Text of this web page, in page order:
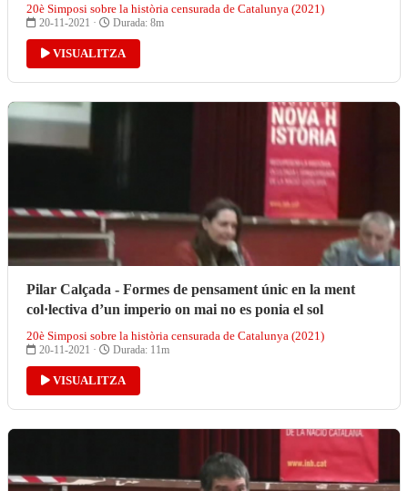
20è Simposi sobre la història censurada de Catalunya (2021)
20-11-2021 · Durada: 8m
VISUALITZA
Pilar Calçada - Formes de pensament únic en la ment
col·lectiva d’un imperio on mai no es ponia el sol
20è Simposi sobre la història censurada de Catalunya (2021)
20-11-2021 · Durada: 11m
VISUALITZA